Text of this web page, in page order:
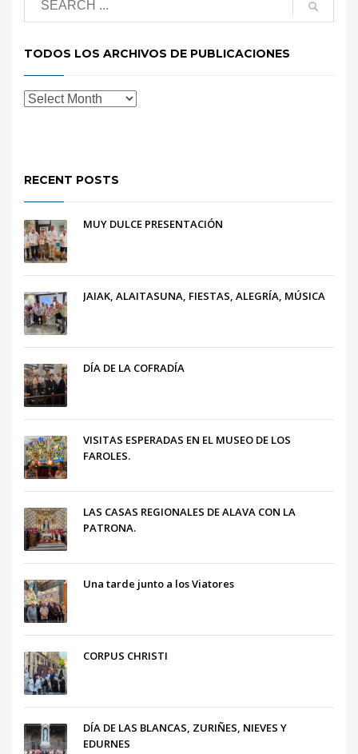
TODOS LOS ARCHIVOS DE PUBLICACIONES
RECENT POSTS
MUY DULCE PRESENTACIÓN
JAIAK, ALAITASUNA, FIESTAS, ALEGRÍA, MÚSICA
DÍA DE LA COFRADÍA
VISITAS ESPERADAS EN EL MUSEO DE LOS
FAROLES.
LAS CASAS REGIONALES DE ALAVA CON LA
PATRONA.
Una tarde junto a los Viatores
CORPUS CHRISTI
DÍA DE LAS BLANCAS, ZURIÑES, NIEVES Y
EDURNES